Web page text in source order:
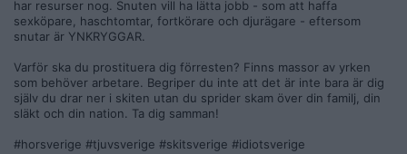
har resurser nog. Snuten vill ha lätta jobb - som att haffa
sexköpare, haschtomtar, fortkörare och djurägare - eftersom
snutar är YNKRYGGAR.
Varför ska du prostituera dig förresten? Finns massor av yrken
som behöver arbetare. Begriper du inte att det är inte bara är dig
själv du drar ner i skiten utan du sprider skam över din familj, din
släkt och din nation. Ta dig samman!
#horsverige #tjuvsverige #skitsverige #idiotsverige